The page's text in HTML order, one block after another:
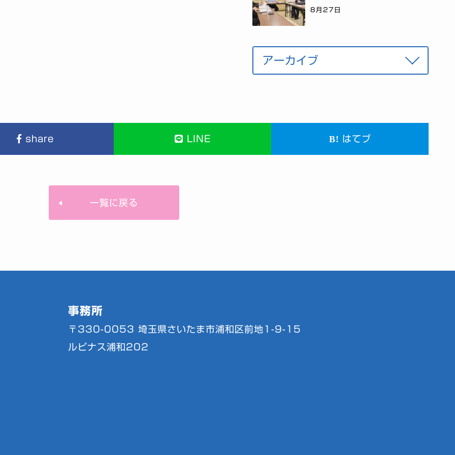
8月27日
share LINE はてブ
一覧に戻る
事務所
〒330-0053埼玉県さいたま市浦和区前地1-9-15
ルピナス浦和202